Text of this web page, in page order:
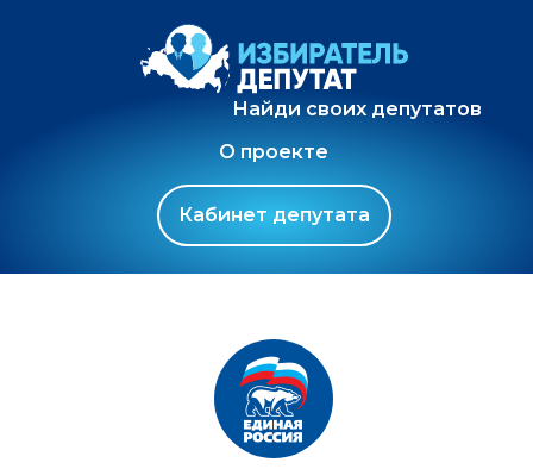
Найди своих депутатов
О проекте
Кабинет депутата